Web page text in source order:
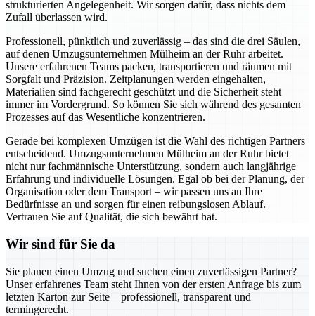
strukturierten Angelegenheit. Wir sorgen dafür, dass nichts dem
Zufall überlassen wird.
Professionell, pünktlich und zuverlässig – das sind die drei Säulen,
auf denen Umzugsunternehmen Mülheim an der Ruhr arbeitet.
Unsere erfahrenen Teams packen, transportieren und räumen mit
Sorgfalt und Präzision. Zeitplanungen werden eingehalten,
Materialien sind fachgerecht geschützt und die Sicherheit steht
immer im Vordergrund. So können Sie sich während des gesamten
Prozesses auf das Wesentliche konzentrieren.
Gerade bei komplexen Umzügen ist die Wahl des richtigen Partners
entscheidend. Umzugsunternehmen Mülheim an der Ruhr bietet
nicht nur fachmännische Unterstützung, sondern auch langjährige
Erfahrung und individuelle Lösungen. Egal ob bei der Planung, der
Organisation oder dem Transport – wir passen uns an Ihre
Bedürfnisse an und sorgen für einen reibungslosen Ablauf.
Vertrauen Sie auf Qualität, die sich bewährt hat.
Wir sind für Sie da
Sie planen einen Umzug und suchen einen zuverlässigen Partner?
Unser erfahrenes Team steht Ihnen von der ersten Anfrage bis zum
letzten Karton zur Seite – professionell, transparent und
termingerecht.